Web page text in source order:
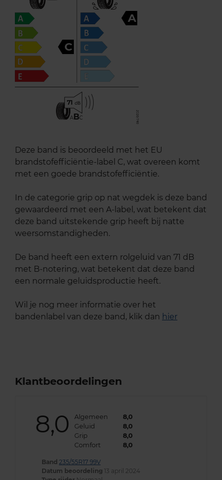
C
A
71
ABC
Deze band is beoordeeld met het EU
brandstofefficiëntie-label C, wat overeen komt
met een goede brandstofefficiëntie.
In de categorie grip op nat wegdek is deze band
gewaardeerd met een A-label, wat betekent dat
deze band uitstekende grip heeft bij natte
weersomstandigheden.
De band heeft een extern rolgeluid van 71 dB
met B-notering, wat betekent dat deze band
een normale geluidsproductie heeft.
Wil je nog meer informatie over het
bandenlabel van deze band, klik dan hier
Klantbeoordelingen
8,0 Algemeen
8,0
Geluid
8,0
Grip
8,0
Comfort
8,0
Band 235/55R17 99V
Datum beoordeling 13 april 2024